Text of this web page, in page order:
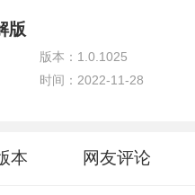
版
版本：1.0.1025
时间：2022-11-28
本 网友评论